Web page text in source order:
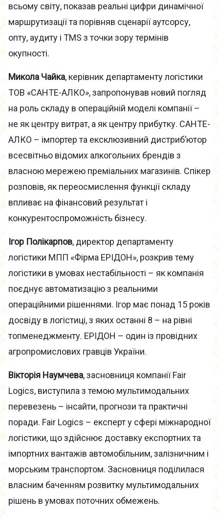
всьому світу, показав реальні цифри динамічної
маршрутизації та порівняв сценарії аутсорсу,
опту, аудиту і TMS з точки зору термінів
окупності.
Микола Чайка, керівник департаменту логістики
ТОВ «САНТЕ-АЛКО», запропонував новий погляд
на роль складу в операційній моделі компанії –
не як центру витрат, а як центру прибутку. САНТЕ-
АЛКО – імпортер та ексклюзивний дистриб’ютор
всесвітньо відомих алкогольних брендів з
власною мережею преміальних магазинів. Спікер
розповів, як переосмислення функції складу
впливає на фінансовий результат і
конкурентоспроможність бізнесу.
Ігор Полікарпов, директор департаменту
логістики МПП «Фірма ЕРІДОН», розкрив тему
логістики в умовах нестабільності – як компанія
поєднує автоматизацію з реальними
операційними рішеннями. Ігор має понад 15 років
досвіду в логістиці, з яких останні 8 – на рівні
топменеджменту. ЕРІДОН – один із провідних
агропромислових гравців України.
Вікторія Наумчева, засновниця компанії Fair
Logics, виступила з темою мультимодальних
перевезень – інсайти, прогнози та практичні
поради. Fair Logics – експерт у сфері міжнародної
логістики, що здійснює доставку експортних та
імпортних вантажів автомобільним, залізничним і
морським транспортом. Засновниця поділилася
власним баченням розвитку мультимодальних
рішень в умовах поточних обмежень.